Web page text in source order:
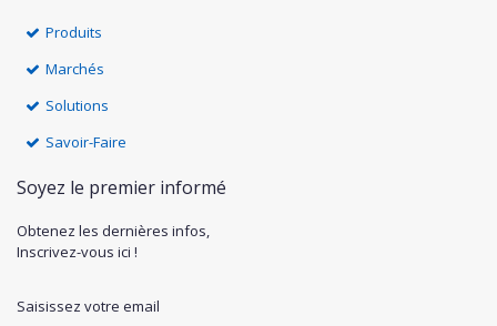
Produits
Marchés
Solutions
Savoir-Faire
Soyez le premier informé
Obtenez les dernières infos,
Inscrivez-vous ici !
Saisissez votre email